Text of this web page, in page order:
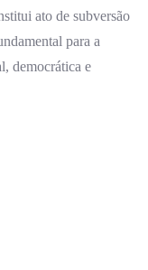
ato de subversão
para a
democrática e